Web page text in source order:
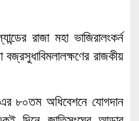
রাজা মহা ভাজিরালংকর্ন
বজ্রসুধাবিমলালক্ষণের রাজকীয়
৮০তম অধিবেশনে যোগদান